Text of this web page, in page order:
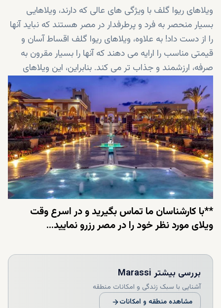
ویلاهای ریوا گلف با ویژگی های عالی که دارند، ویلاهایی
بسیار منحصر به فرد و پرطرفدار در مصر هستند که نباید آنها
را از دست داد! به علاوه، ویلاهای ریوا گلف اقساط آسان و
قیمتی مناسب را ارایه می دهند که آنها را بسیار مقرون به
صرفه، ارزشمند و جذاب تر می کند. بنابراین، این ویلاهای
شگفت انگیز فرصت های سرمایه گذاری بینظیری نیز
هستند...
**با کارشناسان ما تماس بگیرید و در اسرع وقت
ویلای مورد نظر خود را در مصر رزرو نمایید...
بررسی بیشتر Marassi
آشنایی با سبک زندگی و امکانات منطقه
مشاهده منطقه و امکانات